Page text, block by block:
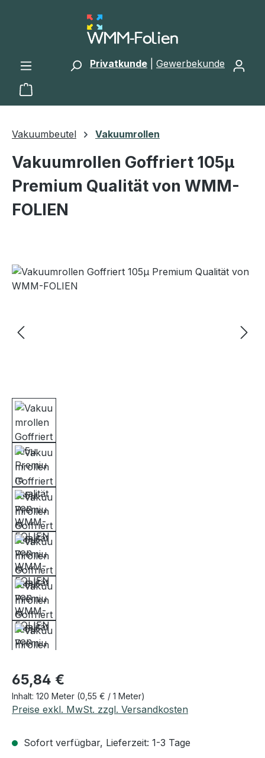
Zum Hauptinhalt springen
Privatkunde Gewerbekunde
Warenkorb enthält 0 Positionen. Der
Vakuumbeutel Vakuumrollen
Vakuumrollen Goffriert 105µ
Premium Qualität von WMM-
FOLIEN
Bildergalerie überspringen
Regulärer Preis:
65,84 €
Inhalt: 120 Meter (0,55 € / 1 Meter)
Preise exkl. MwSt. zzgl. Versandkosten
Sofort verfügbar, Lieferzeit: 1-3 Tage